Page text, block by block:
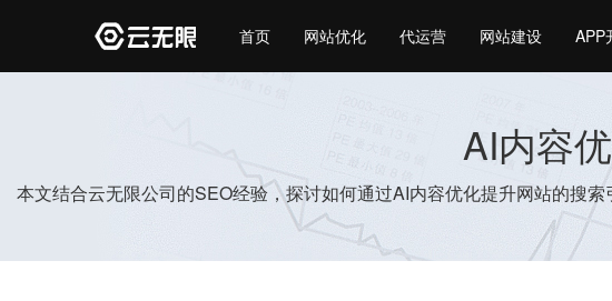
首页 网站优化 代运营 网站建设 APP
AI内容
本文结合云无限公司的SEO经验，探讨如何通过AI内容优化提升网站的搜